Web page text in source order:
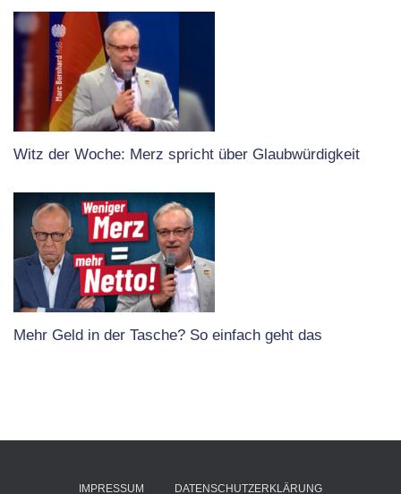
Witz der Woche: Merz spricht über Glaubwürdigkeit
Mehr Geld in der Tasche? So einfach geht das
IMPRESSUM DATENSCHUTZERKLÄRUNG